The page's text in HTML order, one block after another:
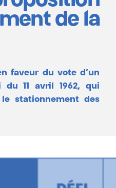
de la
faveur du vote d’un
11 avril 1962, qui
stationnement des